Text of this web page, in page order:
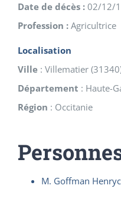
Date de décès : 02/12/
Profession : Agricultrice
Localisation
Ville : Villematier (31340
Département : Haute-
Région : Occitanie
M. Goffman